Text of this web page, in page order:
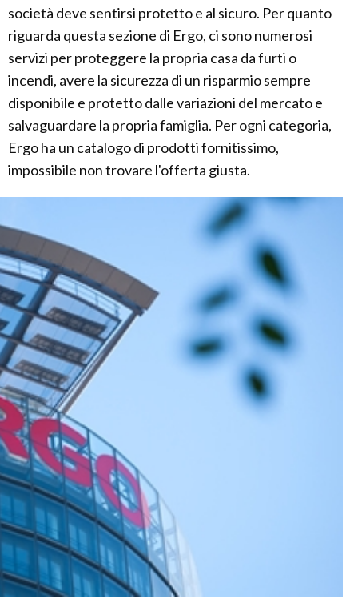
società deve sentirsi protetto e al sicuro. Per quanto
riguarda questa sezione di Ergo, ci sono numerosi
servizi per proteggere la propria casa da furti o
incendi, avere la sicurezza di un risparmio sempre
disponibile e protetto dalle variazioni del mercato e
salvaguardare la propria famiglia. Per ogni categoria,
Ergo ha un catalogo di prodotti fornitissimo,
impossibile non trovare l'offerta giusta.